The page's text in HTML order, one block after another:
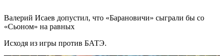
Валерий Исаев допустил, что «Барановичи» сыграли бы со
«Сьоном» на равных
Исходя из игры против БАТЭ.